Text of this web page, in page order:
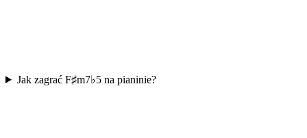
Jak zagrać F♯m7♭5 na pianinie?